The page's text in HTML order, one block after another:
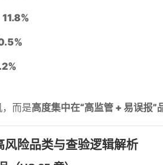
11.8%
而是高度集中在“高监管 + 易误报”
风险品类与查验逻辑解析